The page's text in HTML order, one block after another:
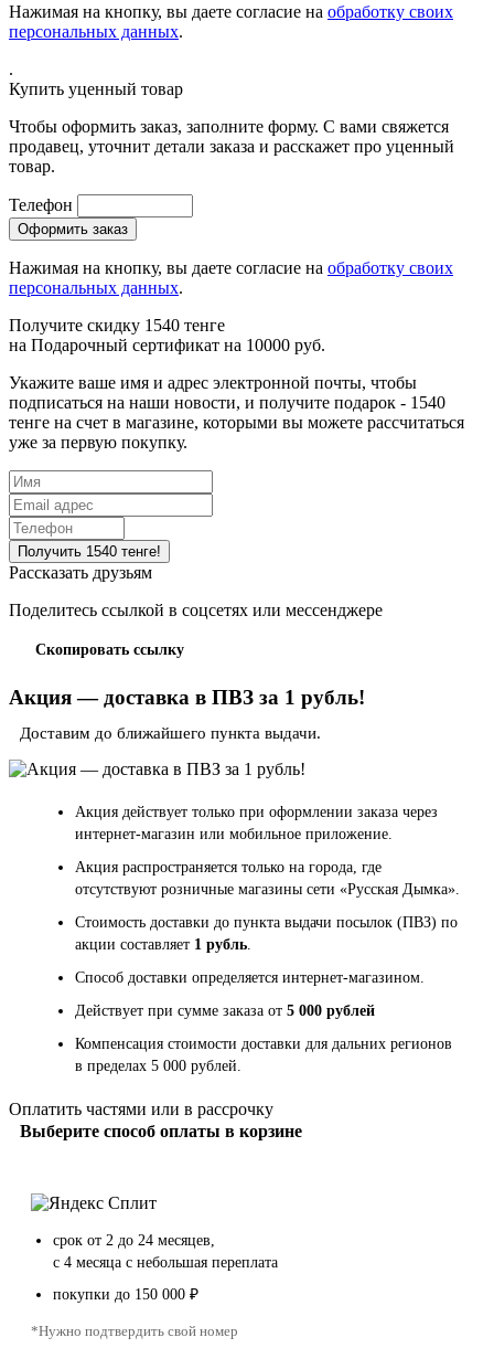
Нажимая на кнопку, вы даете согласие на обработку своих
персональных данных.
.
Купить уценный товар
Чтобы оформить заказ, заполните форму. С вами свяжется
продавец, уточнит детали заказа и расскажет про уценный
товар.
Телефон
Нажимая на кнопку, вы даете согласие на обработку своих
персональных данных.
Получите скидку 1540 тенге
на Подарочный сертификат на 10000 руб.
Укажите ваше имя и адрес электронной почты, чтобы
подписаться на наши новости, и получите подарок - 1540
тенге на счет в магазине, которыми вы можете рассчитаться
уже за первую покупку.
Рассказать друзьям
Поделитесь ссылкой в соцсетях или мессенджере
Скопировать ссылку
Акция — доставка в ПВЗ за 1 рубль!
Доставим до ближайшего пункта выдачи.
Акция действует только при оформлении заказа через
интернет-магазин или мобильное приложение.
Акция распространяется только на города, где
отсутствуют розничные магазины сети «Русская Дымка».
Стоимость доставки до пункта выдачи посылок (ПВЗ) по
акции составляет 1 рубль
Способ доставки определяется интернет-магазином.
Действует при сумме заказа от 5 000 рублей
Компенсация стоимости доставки для дальних регионов
в пределах 5 000 рублей.
Оплатить частями или в рассрочку
Выберите способ оплаты в корзине
срок от 2 до 24 месяцев,
с 4 месяца с небольшая переплата
покупки до 150 000 ₽
*Нужно подтвердить свой номер